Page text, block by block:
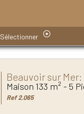
Sélectionner
Beauvoir sur
Maison 133 m² - 5
Ref 2.065